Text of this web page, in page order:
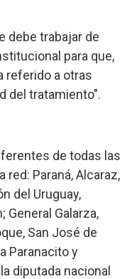
debe trabajar de
para que,
referido a otras
del tratamiento".
de todas las
Paraná, Alcaraz,
del Uruguay,
General Galarza,
San José de
Paranacito y
diputada nacional